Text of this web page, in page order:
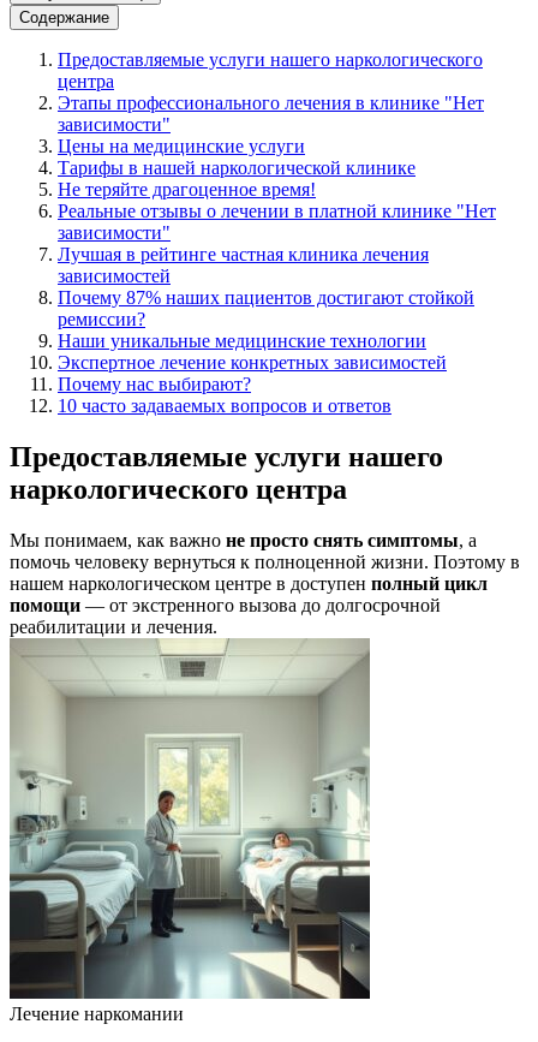
Содержание
Предоставляемые услуги нашего наркологического
центра
Этапы профессионального лечения в клинике "Нет
зависимости"
Цены на медицинские услуги
Тарифы в нашей наркологической клинике
Не теряйте драгоценное время!
Реальные отзывы о лечении в платной клинике "Нет
зависимости"
Лучшая в рейтинге частная клиника лечения
зависимостей
Почему 87% наших пациентов достигают стойкой
ремиссии?
Наши уникальные медицинские технологии
Экспертное лечение конкретных зависимостей
Почему нас выбирают?
10 часто задаваемых вопросов и ответов
Предоставляемые услуги нашего
наркологического центра
Мы понимаем, как важно не просто снять симптомы, а
помочь человеку вернуться к полноценной жизни. Поэтому в
нашем наркологическом центре в доступен полный цикл
помощи — от экстренного вызова до долгосрочной
реабилитации и лечения.
Лечение наркомании